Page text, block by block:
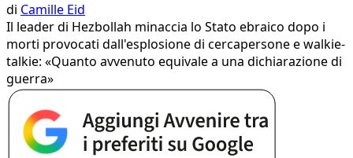
di Camille Eid
Il leader di Hezbollah minaccia lo Stato ebraico dopo i
morti provocati dall'esplosione di cercapersone e walkie-
talkie: «Quanto avvenuto equivale a una dichiarazione di
guerra»